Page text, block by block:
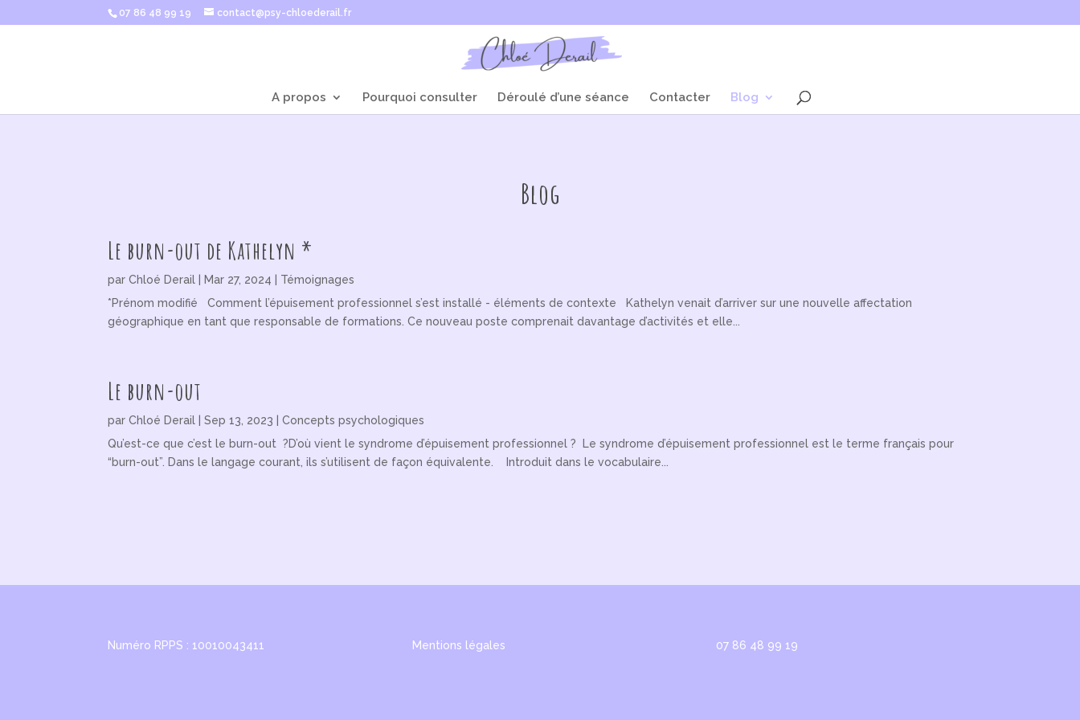
07 86 48 99 19 contact@psy-chloederail.fr
A propos Pourquoi consulter Déroulé d’une séance Contacter Blog
Blog
Le burn-out de Kathelyn *
parChloé Derail Mar 27, 2024
Témoignages
*Prénom modifié Comment l’épuisement professionnel s’est installé - éléments de contexte Kathelyn venait d’arriver sur une nouvelle affectation
géographique en tant que responsable de formations. Ce nouveau poste comprenait davantage d’activités et elle...
Le burn-out
parChloé Derail |Sep 13, 2023 |Concepts psychologiques
Qu’est-ce que c’est le burn-out ?D’où vient le syndrome d’épuisement professionnel ? Le syndrome d’épuisement professionnel est le terme français pour
“burn-out”. Dans le langage courant, ils s’utilisent de façon équivalente. Introduit dans le vocabulaire...
Numéro RPPS : 10010043411 Mentions légales 07 86 48 99 19